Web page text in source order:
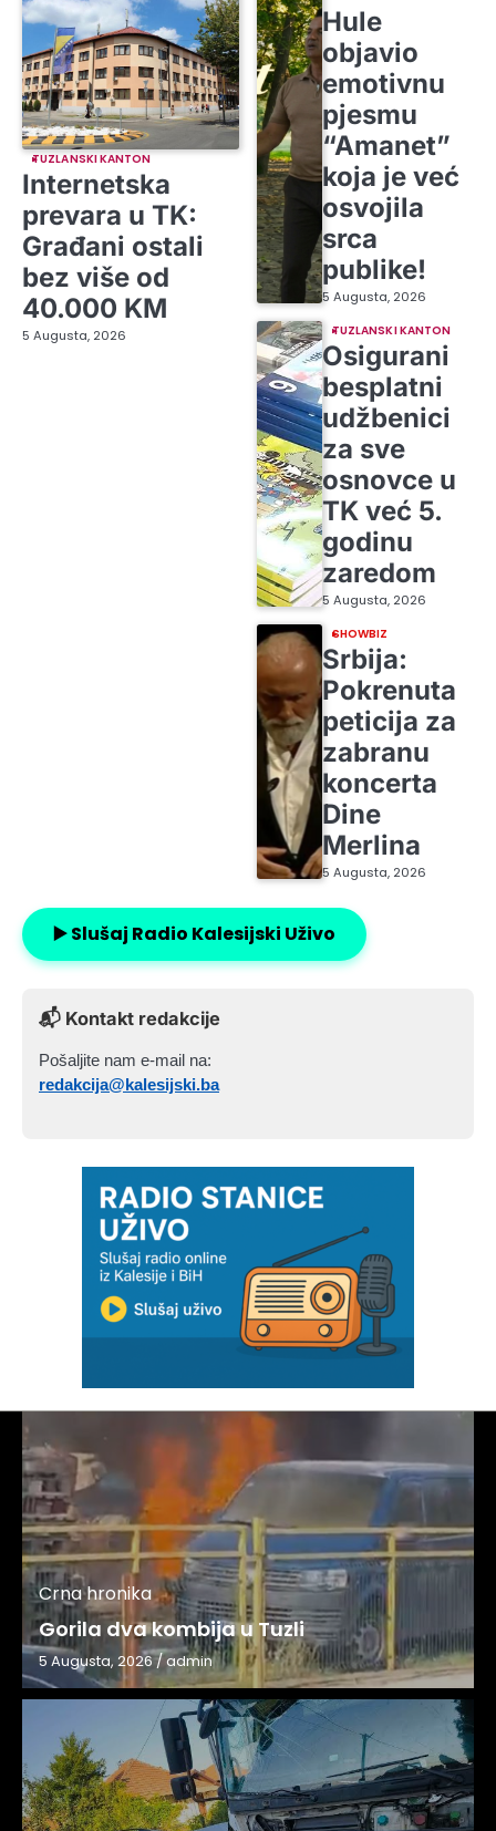
TUZLANSKI KANTON
Internetska
prevara u TK:
Građani ostali
bez više od
40.000 KM
5 Augusta, 2026
Hule
objavio
emotivnu
pjesmu
“Amanet”
koja je već
osvojila
srca
publike!
5 Augusta, 2026
TUZLANSKI KANTON
Osigurani
besplatni
udžbenici
za sve
osnovce u
TK već 5.
godinu
zaredom
5 Augusta, 2026
SHOWBIZ
Srbija:
Pokrenuta
peticija za
zabranu
koncerta
Dine
Merlina
5 Augusta, 2026
▶️ Slušaj Radio Kalesijski Uživo
📬 Kontakt redakcije
Pošaljite nam e-mail na:
redakcija@kalesijski.ba
Crna hronika
Gorila dva kombija u Tuzli
5 Augusta, 2026/admin